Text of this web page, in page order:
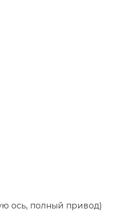
ось, полный привод)